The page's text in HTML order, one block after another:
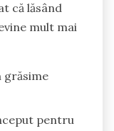
că lăsând
mult mai
grăsime
pentru